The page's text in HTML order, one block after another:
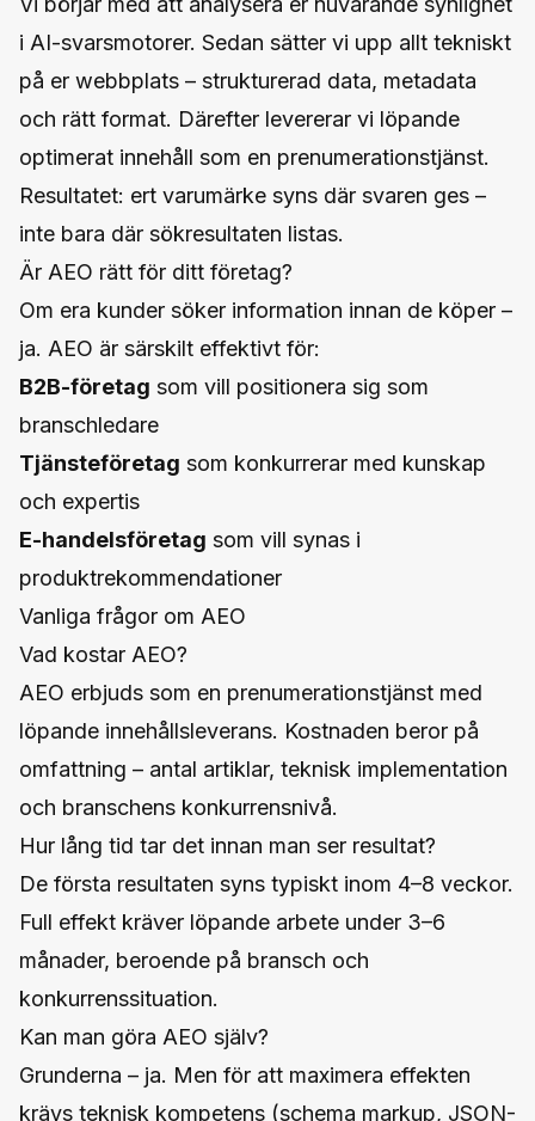
i AI-svarsmotorer. Sedan sätter vi upp allt tekniskt
på er webbplats – strukturerad data, metadata
och rätt format. Därefter levererar vi löpande
optimerat innehåll som en prenumerationstjänst.
Resultatet: ert varumärke syns där svaren ges –
inte bara där sökresultaten listas.
Är AEO rätt för ditt företag?
Om era kunder söker information innan de köper –
ja. AEO är särskilt effektivt för:
B2B-företag som vill positionera sig som
branschledare
Tjänsteföretag som konkurrerar med kunskap
och expertis
E-handelsföretag som vill synas i
produktrekommendationer
Vanliga frågor om AEO
Vad kostar AEO?
AEO erbjuds som en prenumerationstjänst med
löpande innehållsleverans. Kostnaden beror på
omfattning – antal artiklar, teknisk implementation
och branschens konkurrensnivå.
Hur lång tid tar det innan man ser resultat?
De första resultaten syns typiskt inom 4–8 veckor.
Full effekt kräver löpande arbete under 3–6
månader, beroende på bransch och
konkurrenssituation.
Kan man göra AEO själv?
Grunderna – ja. Men för att maximera effekten
krävs teknisk kompetens (schema markup, JSON-